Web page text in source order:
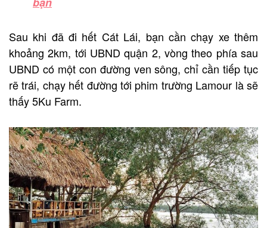
Sau khi đã đi hết Cát Lái, bạn cần chạy xe thêm
khoảng 2km, tới UBND quận 2, vòng theo phía sau
UBND có một con đường ven sông, chỉ cần tiếp tục
rẽ trái, chạy hết đường tới phim trường Lamour là sẽ
thấy 5Ku Farm.